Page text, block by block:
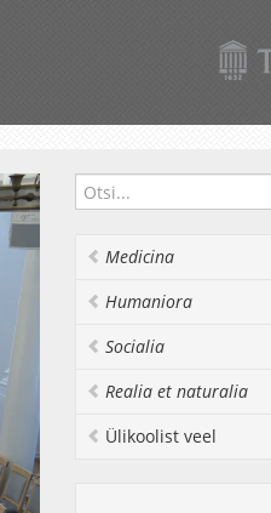
Medicina
Humaniora
Socialia
Realia et naturalia
Ülikoolist veel